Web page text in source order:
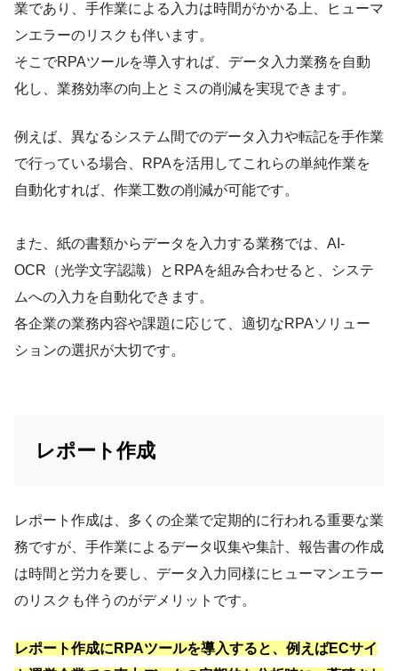
業であり、手作業による入力は時間がかかる上、ヒューマ
ンエラーのリスクも伴います。
そこでRPAツールを導入すれば、データ入力業務を自動
化し、業務効率の向上とミスの削減を実現できます。
例えば、異なるシステム間でのデータ入力や転記を手作業
で行っている場合、RPAを活用してこれらの単純作業を
自動化すれば、作業工数の削減が可能です。
また、紙の書類からデータを入力する業務では、AI-
OCR（光学文字認識）とRPAを組み合わせると、システ
ムへの入力を自動化できます。​
各企業の業務内容や課題に応じて、適切なRPAソリュー
ションの選択が大切です。
レポート作成
レポート作成は、多くの企業で定期的に行われる重要な業
務ですが、手作業によるデータ収集や集計、報告書の作成
は時間と労力を要し、データ入力同様にヒューマンエラー
のリスクも伴うのがデメリットです。
レポート作成にRPAツールを導入すると、例えばECサイ